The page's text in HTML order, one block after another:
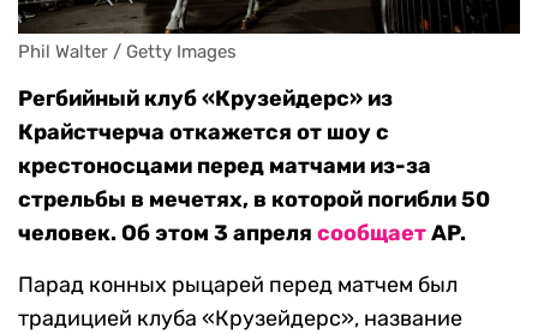
Phil Walter / Getty Images
Регбийный клуб «Крузейдерс» из
Крайстчерча откажется от шоу с
крестоносцами перед матчами из-за
стрельбы в мечетях, в которой погибли 50
человек. Об этом 3 апреля сообщаетAP.
Парад конных рыцарей перед матчем был
традицией клуба «Крузейдерс», название